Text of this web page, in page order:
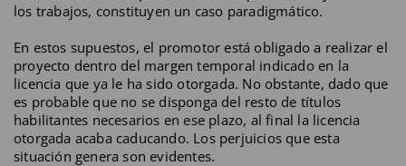
los trabajos, constituyen un caso paradigmático.
En estos supuestos, el promotor está obligado a realizar el
proyecto dentro del margen temporal indicado en la
licencia que ya le ha sido otorgada. No obstante, dado que
es probable que no se disponga del resto de títulos
habilitantes necesarios en ese plazo, al final la licencia
otorgada acaba caducando. Los perjuicios que esta
situación genera son evidentes.